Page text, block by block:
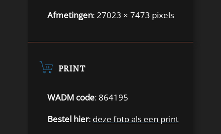
Afmetingen: 27023 × 7473 pixels
PRINT
WADM code: 864195
Bestel hier: deze foto als een print